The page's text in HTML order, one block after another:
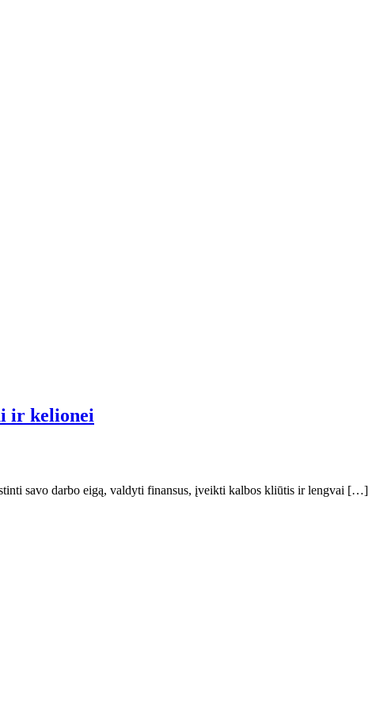
ir kelionei
savo darbo eigą, valdyti finansus, įveikti kalbos kliūtis ir lengvai […]